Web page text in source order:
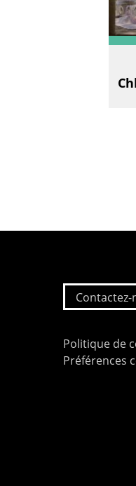
Contactez-
Politique de
Préférences